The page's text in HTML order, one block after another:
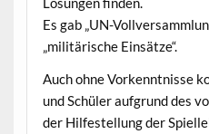
Es gab „UN-
„militärische Einsätze“.
Auch ohne Vorkenntnisse
und Schüler aufgrund des
der Hilfestellung der